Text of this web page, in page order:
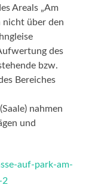
Areals „Am
nicht über den
des
bzw.
Bereiches
nahmen
und